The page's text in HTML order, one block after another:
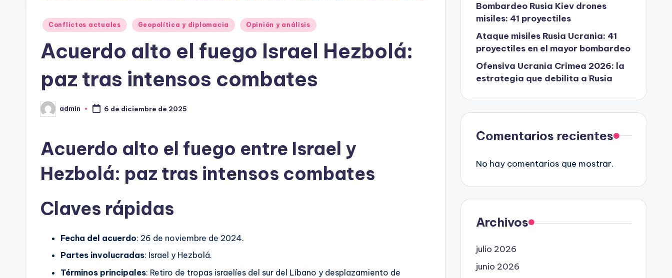
Publicado
Conflictos actuales Geopolítica y diplomacia Opinión y análisis
Acuerdo alto el fuego Israel Hezbolá:
paz tras intensos combates
Publicado
por
admin 6 de diciembre de 2025
Acuerdo alto el fuego entre Israel y
Hezbolá: paz tras intensos combates
Claves rápidas
Fecha del acuerdo: 26 de noviembre de 2024.
Partes involucradas: Israel y Hezbolá.
Términos principales: Retiro de tropas israelíes del sur del Líbano y desplazamiento de
Bombardeo Rusia Kiev drones
misiles: 41 proyectiles
Ataque misiles Rusia Ucrania: 41
proyectiles en el mayor bombardeo
Ofensiva Ucrania Crimea 2026: la
estrategia que debilita a Rusia
Comentarios recientes
No hay comentarios que mostrar.
Archivos
julio 2026
junio 2026